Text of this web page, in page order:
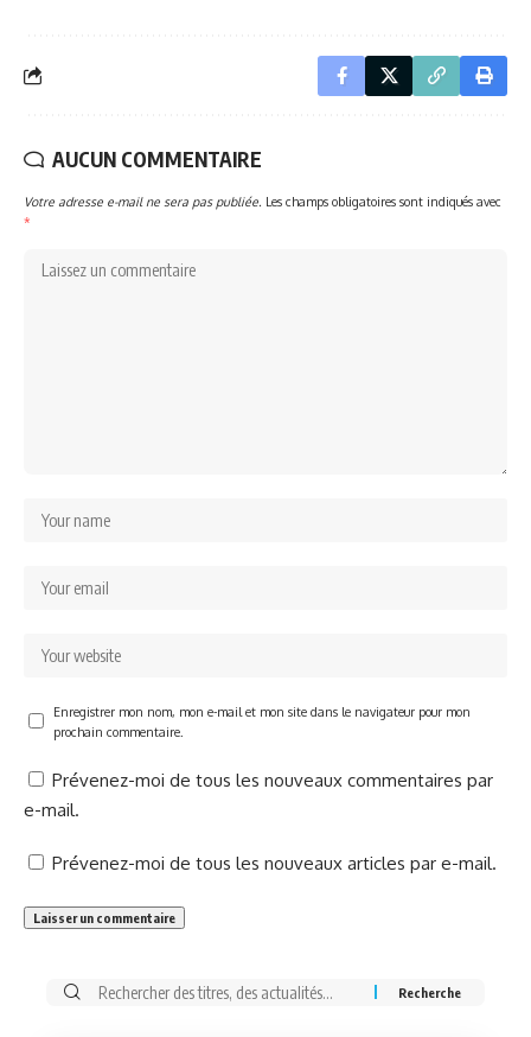
AUCUN COMMENTAIRE
Votre adresse e-mail ne sera pas publiée. Les champs obligatoires sont indiqués avec
*
Enregistrer mon nom, mon e-mail et mon site dans le navigateur pour mon
prochain commentaire.
Prévenez-moi de tous les nouveaux commentaires par
e-mail.
Prévenez-moi de tous les nouveaux articles par e-mail.
Rechercher: